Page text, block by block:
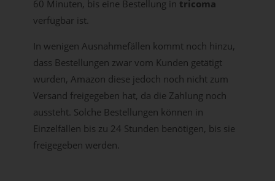
60 Minuten, bis eine Bestellung in tricoma
verfügbar ist.
In wenigen Ausnahmefällen kommt noch hinzu,
dass Bestellungen zwar vom Kunden getätigt
wurden, Amazon diese jedoch noch nicht zum
Versand freigegeben hat, da die Zahlung noch
aussteht. Solche Bestellungen können in
Einzelfällen bis zu 24 Stunden benötigen, bis sie
freigegeben werden.